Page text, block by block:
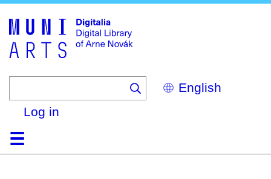
Select
your
Log in
HomeBrowse
Search
About
HelpContactDigitalia